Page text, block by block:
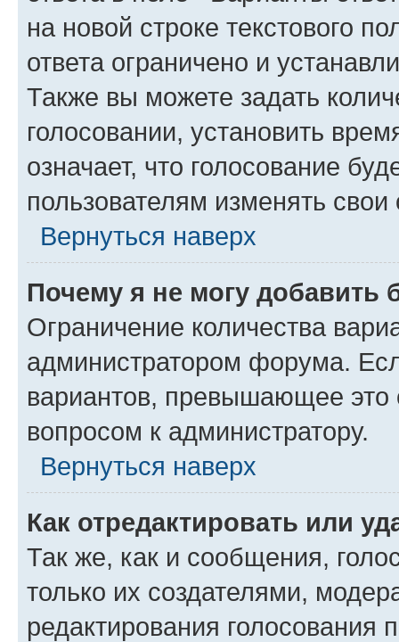
на новой строке текстового
ответа ограничено и
Также вы можете задать
голосовании, установить
означает, что голосование
пользователям изменять свои
Вернуться наверх
Почему я не могу добавить
Ограничение количества
администратором форума.
вариантов, превышающее это
вопросом к администратору.
Вернуться наверх
Как отредактировать или
Так же, как и сообщения,
только их создателями,
редактирования голосования